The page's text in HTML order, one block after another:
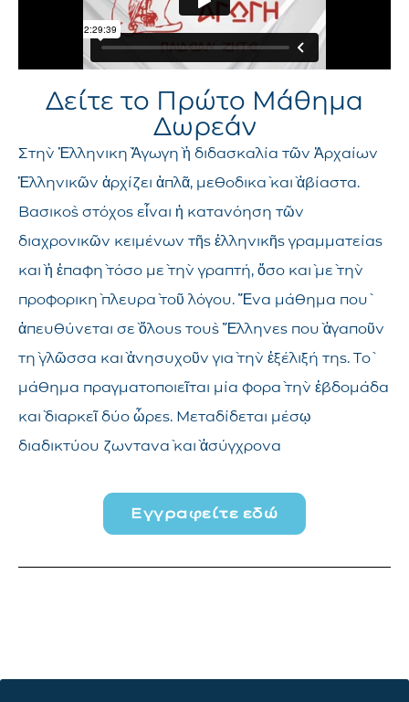
Δείτε το Πρώτο Μάθημα
Δωρεάν
Στὴν Ἑλληνικὴ Ἀγωγὴ ἡ διδασκαλία τῶν Ἀρχαίων
Ἑλληνικῶν ἀρχίζει ἁπλᾶ, μεθοδικὰ καὶ ἀβίαστα.
Βασικὸς στόχος εἶναι ἡ κατανόηση τῶν
διαχρονικῶν κειμένων τῆς ἑλληνικῆς γραμματείας
καὶ ἡ ἐπαφὴ τόσο μὲ τὴν γραπτή, ὅσο καὶ μὲ τὴν
προφορικὴ πλευρὰ τοῦ λόγου. Ἕνα μάθημα ποὺ
ἀπευθύνεται σὲ ὅλους τοὺς Ἕλληνες ποὺ ἀγαποῦν
τὴ γλῶσσα καὶ ἀνησυχοῦν γιὰ τὴν ἐξέλιξή της. Τὸ
μάθημα πραγματοποιεῖται μία φορὰ τὴν ἑβδομάδα
καὶ διαρκεῖ δύο ὧρες. Μεταδίδεται μέσῳ
διαδικτύου ζωντανὰ καὶ ἀσύγχρονα
Εγγραφείτε εδώ